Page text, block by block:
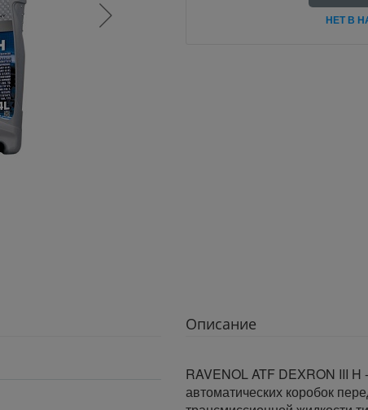
НЕТ В
Описание
RAVENOL ATF DEXRON III
автоматических коробок